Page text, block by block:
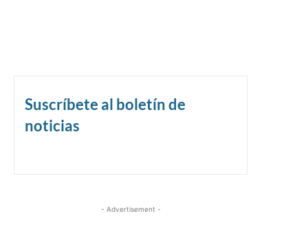
Suscríbete al boletín de
noticias
- Advertisement -